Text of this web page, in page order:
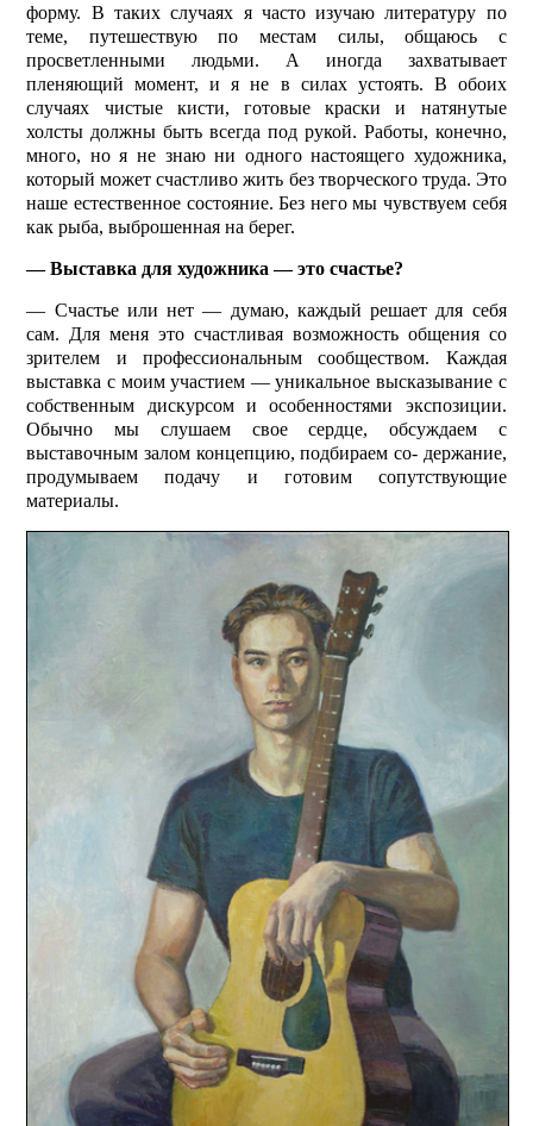
форму. В таких случаях я часто изучаю литературу по
теме, путешествую по местам силы, общаюсь с
просветленными людьми. А иногда захватывает
пленяющий момент, и я не в силах устоять. В обоих
случаях чистые кисти, готовые краски и натянутые
холсты должны быть всегда под рукой. Работы, конечно,
много, но я не знаю ни одного настоящего художника,
который может счастливо жить без творческого труда. Это
наше естественное состояние. Без него мы чувствуем себя
как рыба, выброшенная на берег.
— Выставка для художника — это счастье?
— Счастье или нет — думаю, каждый решает для себя
сам. Для меня это счастливая возможность общения со
зрителем и профессиональным сообществом. Каждая
выставка с моим участием — уникальное высказывание с
собственным дискурсом и особенностями экспозиции.
Обычно мы слушаем свое сердце, обсуждаем с
выставочным залом концепцию, подбираем со- держание,
продумываем подачу и готовим сопутствующие
материалы.